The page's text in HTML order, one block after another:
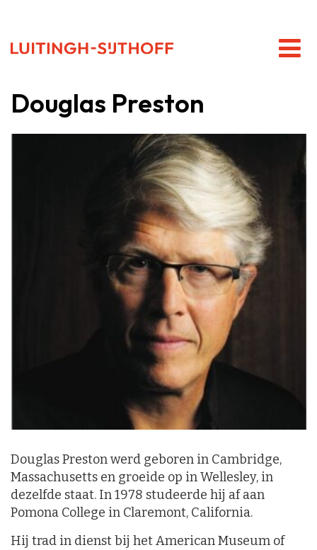
Douglas Preston
Douglas Preston werd geboren in Cambridge,
Massachusetts en groeide op in Wellesley, in
dezelfde staat. In 1978 studeerde hij af aan
Pomona College in Claremont, California.
Hij trad in dienst bij het American Museum of